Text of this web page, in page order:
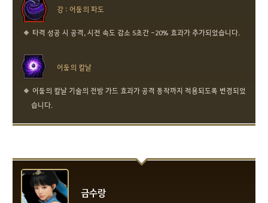
강 : 어둠의 파도
타격 성공 시 공격, 시전 속도 감소 5초간 -20% 효과가 추가되었습니다.
어둠의 칼날
어둠의 칼날 기술의 전방 가드 효과가 공격 동작까지 적용되도록 변경되었
습니다.
금수랑